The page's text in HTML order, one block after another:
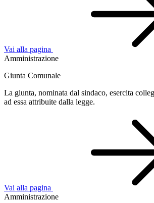
Vai alla pagina
Amministrazione
Giunta Comunale
La giunta, nominata dal sindaco, esercita
ad essa attribuite dalla legge.
Vai alla pagina
Amministrazione